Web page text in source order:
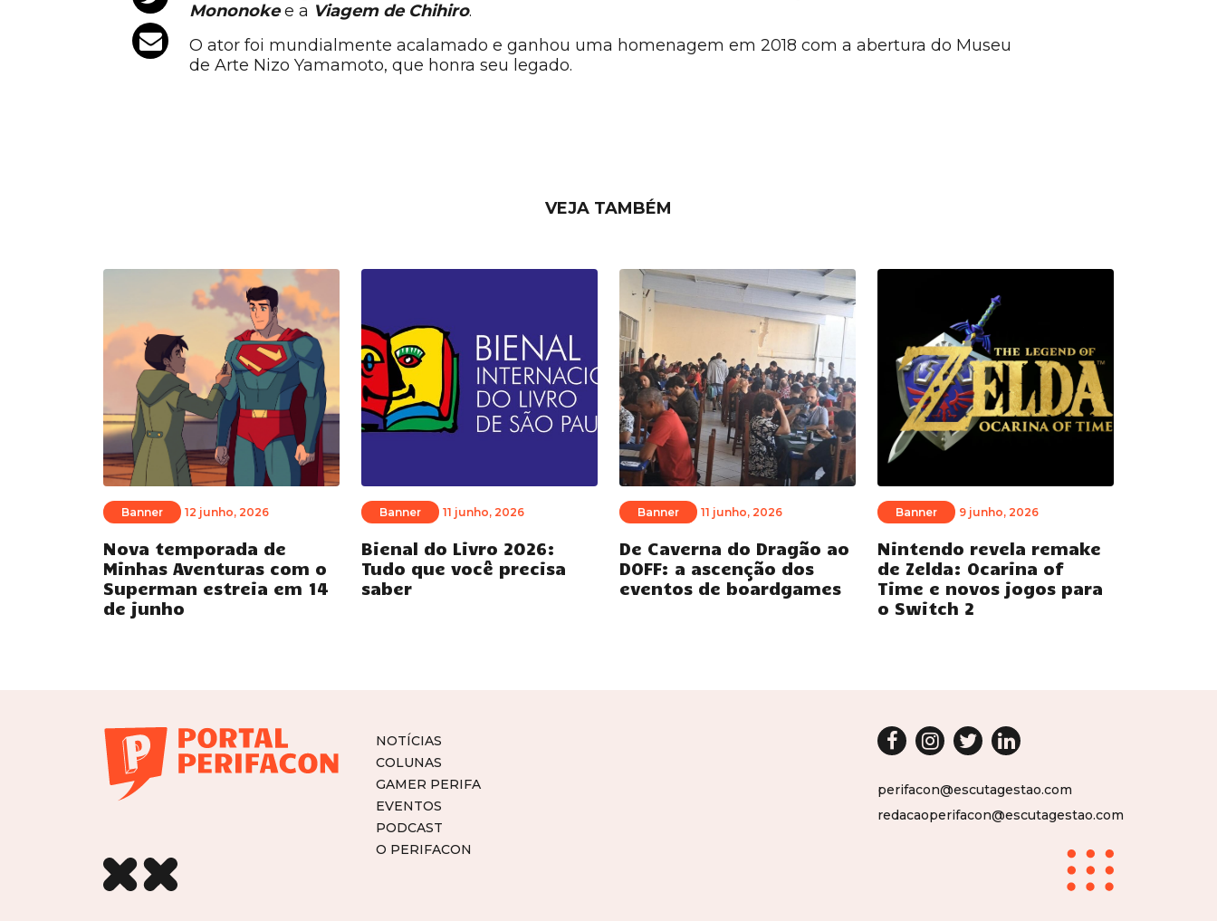
Mononokee a Viagem de Chihiro.
O ator foi mundialmente acalamado e ganhou uma homenagem em 2018 com a abertura do Museu
de Arte Nizo Yamamoto, que honra seu legado.
VEJA TAMBÉM
Banner 12 junho, 2026
Nova temporada de
Minhas Aventuras com o
Superman estreia em 14
de junho
Banner 11 junho, 2026
Bienal do Livro 2026:
Tudo que você precisa
saber
Banner 11 junho, 2026
De Caverna do Dragão ao
DOFF: a ascenção dos
eventos de boardgames
Banner 9 junho, 2026
Nintendo revela remake
de Zelda: Ocarina of
Time e novos jogos para
o Switch 2
NOTÍCIAS
COLUNAS
GAMER PERIFA
EVENTOS
PODCAST
O PERIFACON
perifacon@escutagestao.com
redacaoperifacon@escutagestao.com